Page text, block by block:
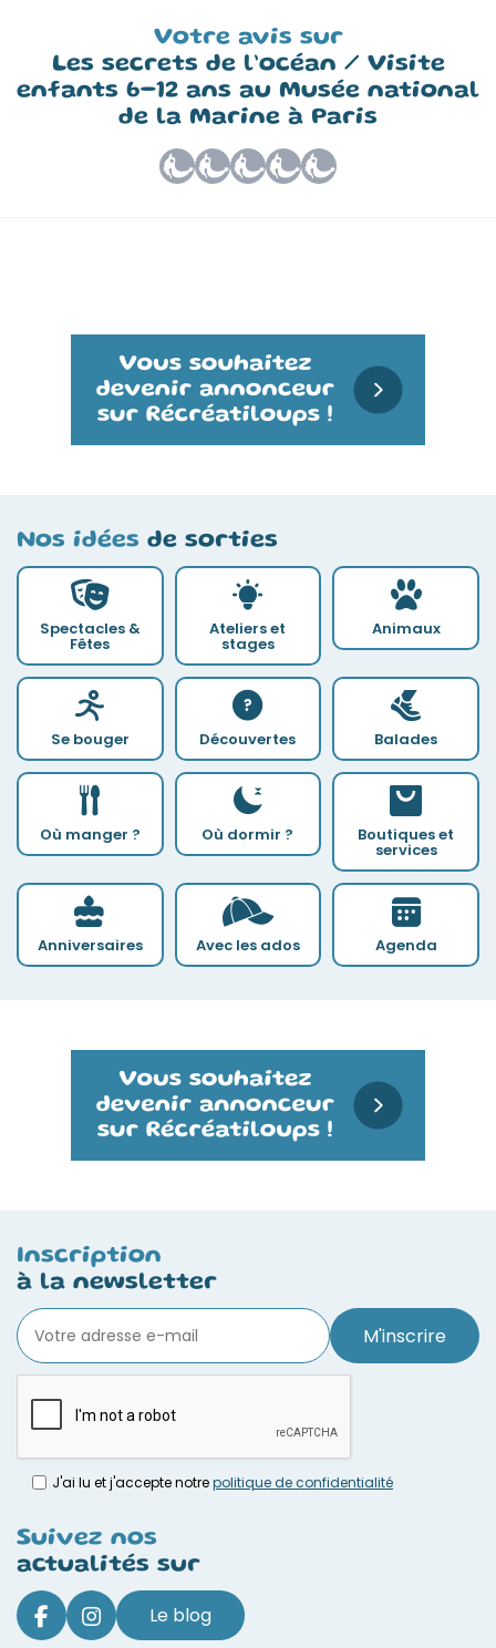
Votre avis sur
Les secrets de l’océan / Visite
enfants 6-12 ans au Musée national
de la Marine à Paris
Nos idées de sorties
Spectacles &
Fêtes
Ateliers et
stages
Animaux
Se bouger Découvertes Balades
Où manger ? Où dormir ? Boutiques et
services
Anniversaires Avec les ados Agenda
Inscription
à la newsletter
M'inscrire
J'ai lu et j'accepte notrepolitique de confidentialité
Suivez nos
actualités sur
Le blog